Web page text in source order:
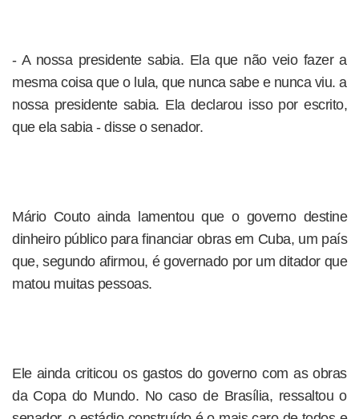
- A nossa presidente sabia. Ela que não veio fazer a
mesma coisa que o lula, que nunca sabe e nunca viu. a
nossa presidente sabia. Ela declarou isso por escrito,
que ela sabia - disse o senador.
Mário Couto ainda lamentou que o governo destine
dinheiro público para financiar obras em Cuba, um país
que, segundo afirmou, é governado por um ditador que
matou muitas pessoas.
Ele ainda criticou os gastos do governo com as obras
da Copa do Mundo. No caso de Brasília, ressaltou o